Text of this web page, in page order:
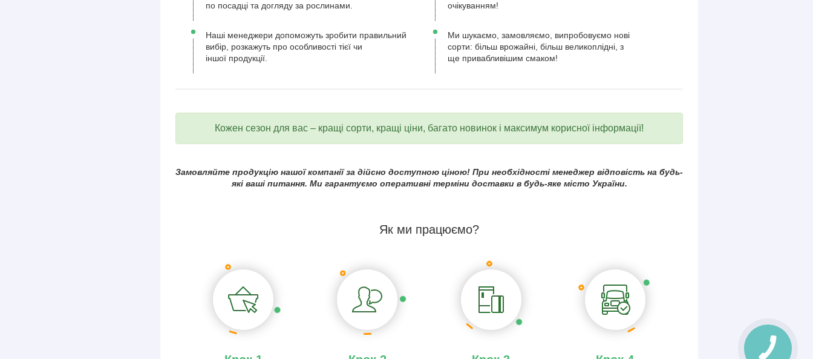
по посадці та догляду за рослинами.
очікуванням!
Наші менеджери допоможуть зробити правильний
вибір, розкажуть про особливості тієї чи
іншої продукції.
Ми шукаємо, замовляємо, випробовуємо нові
сорти: більш врожайні, більш великоплідні, з
ще привабливішим смаком!
Кожен сезон для вас – кращі сорти, кращі ціни, багато новинок і максимум корисної інформації!
Замовляйте продукцію нашої компанії за дійсно доступною ціною! При необхідності менеджер відповість на будь-
які ваші питання. Ми гарантуємо оперативні терміни доставки в будь-яке місто України.
Як ми працюємо?